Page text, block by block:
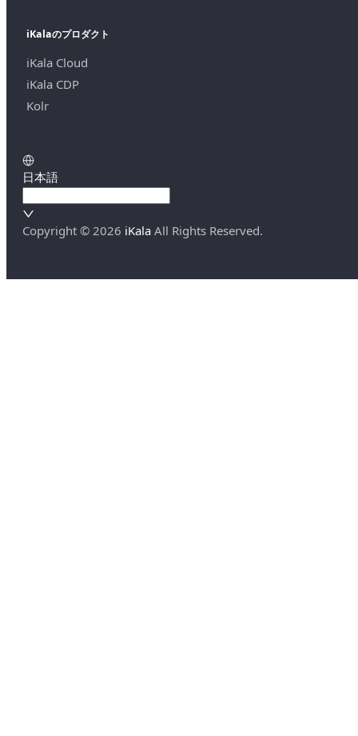
iKalaのプロダクト
iKala Cloud
iKala CDP
Kolr
日本語
Copyright © 2026 iKala All Rights Reserved.